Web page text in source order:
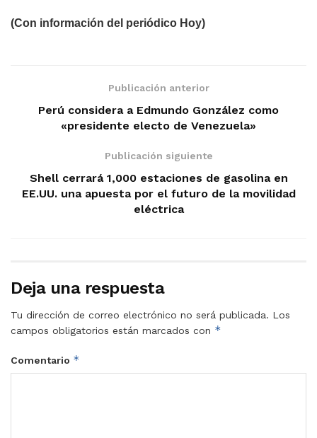
(Con información del periódico Hoy)
Publicación anterior
Perú considera a Edmundo González como
«presidente electo de Venezuela»
Publicación siguiente
Shell cerrará 1,000 estaciones de gasolina en
EE.UU. una apuesta por el futuro de la movilidad
eléctrica
Deja una respuesta
Tu dirección de correo electrónico no será publicada. Los
campos obligatorios están marcados con *
Comentario *